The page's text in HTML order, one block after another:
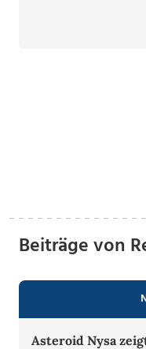
Beiträge von
Asteroid Nysa